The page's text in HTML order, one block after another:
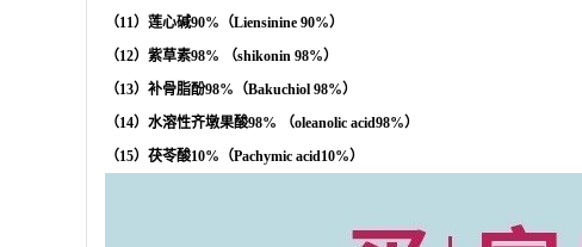
（11）莲心碱90% （Liensinine 90%）
（12）紫草素98% （shikonin 98%）
（13）补骨脂酚98% （Bakuchiol 98%）
（14）水溶性齐墩果酸98% （oleanolic acid98%）
（15）茯苓酸10% （Pachymic acid10%）